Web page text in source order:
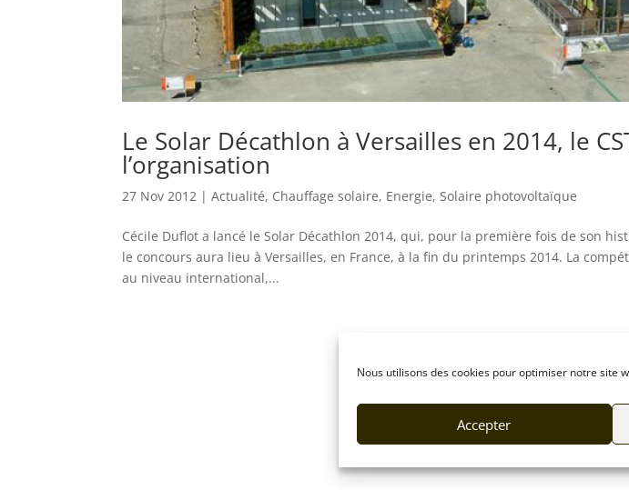
Nous utilisons des cookies pour optimiser notre site
Accepter
Le Solar Décathlon à Versailles en 2014, le
l’organisation
27 Nov 2012 |Actualité, Chauffage solaire, Energie,Solaire photovoltaïque
Cécile Duflot a lancé le Solar Décathlon 2014, qui, pour la première fois de son
le concours aura lieu à Versailles, en France, à la fin du printemps 2014. La
au niveau international,...